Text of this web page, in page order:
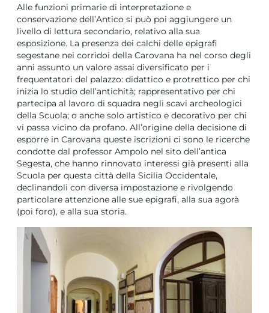
Alle funzioni primarie di interpretazione e
conservazione dell’Antico si può poi aggiungere un
livello di lettura secondario, relativo alla sua
esposizione. La presenza dei calchi delle epigrafi
segestane nei corridoi della Carovana ha nel corso degli
anni assunto un valore assai diversificato per i
frequentatori del palazzo: didattico e protrettico per chi
inizia lo studio dell’antichità; rappresentativo per chi
partecipa al lavoro di squadra negli scavi archeologici
della Scuola; o anche solo artistico e decorativo per chi
vi passa vicino da profano. All’origine della decisione di
esporre in Carovana queste iscrizioni ci sono le ricerche
condotte dal professor Ampolo nel sito dell’antica
Segesta, che hanno rinnovato interessi già presenti alla
Scuola per questa città della Sicilia Occidentale,
declinandoli con diversa impostazione e rivolgendo
particolare attenzione alle sue epigrafi, alla sua agorà
(poi foro), e alla sua storia.